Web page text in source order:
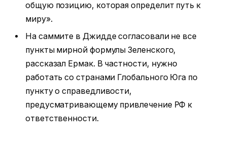
общую позицию, которая определит путь к
миру».
На саммите в Джидде согласовали не все
пункты мирной формулы Зеленского,
рассказал Ермак. В частности, нужно
работать со странами Глобального Юга по
пункту о справедливости,
предусматривающему привлечение РФ к
ответственности.